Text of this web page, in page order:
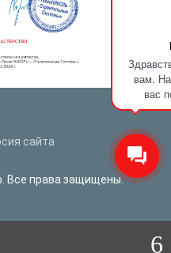
вам.
вас
сайта
права защищены.